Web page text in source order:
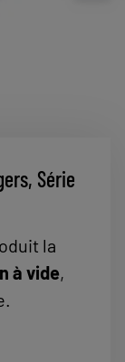
Série
la
à vide,